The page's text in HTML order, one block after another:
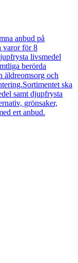
anbud på
varor för 8
livsmedel
berörda
äldreomsorg och
ska
samt djupfrysta
grönsaker,
ert anbud.